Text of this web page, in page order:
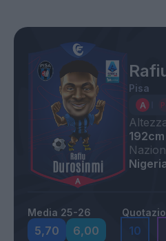
Pisa
192cm
Media 25-26
5,70 6,00 10